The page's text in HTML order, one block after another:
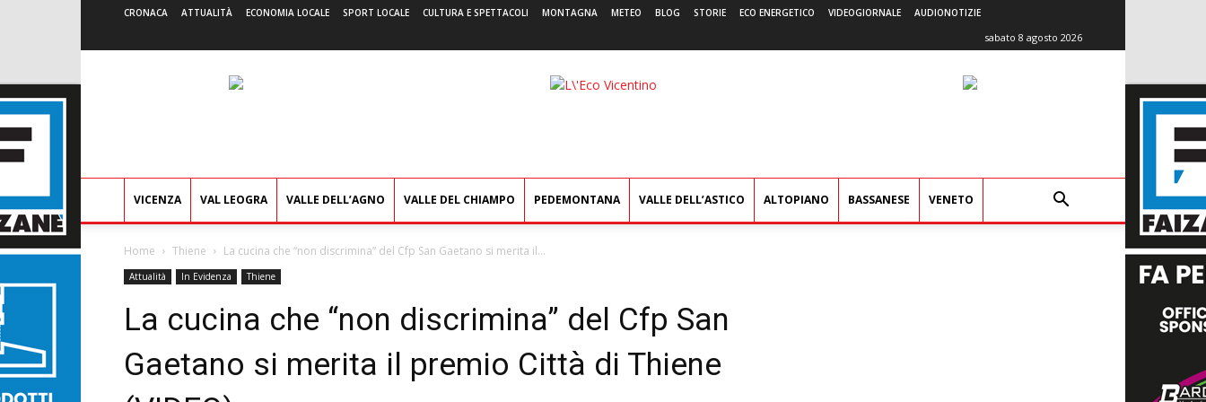
CRONACA ATTUALITÀ ECONOMIA LOCALE SPORT LOCALE CULTURA E SPETTACOLI MONTAGNA METEO BLOG STORIE ECO ENERGETICO VIDEOGIORNALE AUDIONOTIZIE
sabato 8 agosto 2026
L'Eco
VICENZA VAL LEOGRA VALLE DELL’AGNO VALLE DEL CHIAMPO PEDEMONTANA VALLE DELL’ASTICO ALTOPIANO BASSANESE VENETO
Home Thiene La cucina che “non discrimina” del Cfp San Gaetano si merita il...
Attualità In Evidenza Thiene
La cucina che “non discrimina” del Cfp San
Gaetano si merita il premio Città di Thiene